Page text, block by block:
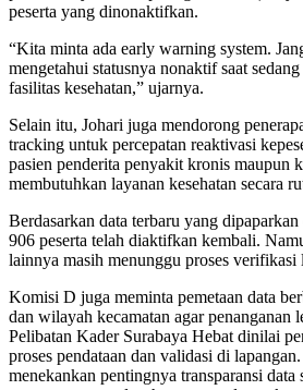
peserta yang dinonaktifkan.
“Kita minta ada early warning system.
mengetahui statusnya nonaktif saat
fasilitas kesehatan,” ujarnya.
Selain itu, Johari juga mendorong
tracking untuk percepatan reaktivasi
pasien penderita penyakit kronis maupun
membutuhkan layanan kesehatan secara
Berdasarkan data terbaru yang
906 peserta telah diaktifkan kembali.
lainnya masih menunggu proses verifikasi
Komisi D juga meminta pemetaan data
dan wilayah kecamatan agar penanganan
Pelibatan Kader Surabaya Hebat dinilai
proses pendataan dan validasi di
menekankan pentingnya transparansi data